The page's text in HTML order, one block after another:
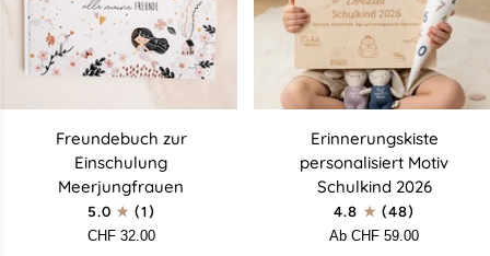
Freundebuch
Einschulung
Meerjungfrauen
Freundebuch zur
Einschulung
Meerjungfrauen
5.0
(1)
CHF 32.00
Erinnerungskiste
Motiv
Erinnerungskiste
personalisiert Motiv
Schulkind 2026
4.8
(48)
Ab CHF 59.00